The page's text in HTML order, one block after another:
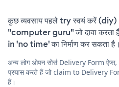
कुछ व्यवसाय पहले try स्वयं करें
"computer guru" जो दावा
in 'no time' का निर्माण कर सकता है।
अन्य लोग ओपन सोर्स Delivery Form
प्रयास करते हैं जो claim to Delivery
हैं।